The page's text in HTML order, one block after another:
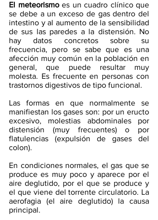
El meteorismo es un cuadro clínico que
se debe a un exceso de gas dentro del
intestino y al aumento de la sensibilidad
de sus las paredes a la distensión. No
hay datos concretos sobre su
frecuencia, pero se sabe que es una
afección muy común en la población en
general, que puede resultar muy
molesta. Es frecuente en personas con
trastornos digestivos de tipo funcional.
Las formas en que normalmente se
manifiestan los gases son: por un eructo
excesivo, molestias abdominales por
distensión (muy frecuentes) o por
flatulencias (expulsión de gases del
colon).
En condiciones normales, el gas que se
produce es muy poco y aparece por el
aire deglutido, por el que se produce y
el que viene del torrente circulatorio. La
aerofagia (el aire deglutido) la causa
principal.